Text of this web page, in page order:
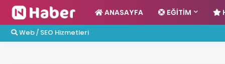
ANASAYFA EĞITIM
Web / SEO Hizmetleri